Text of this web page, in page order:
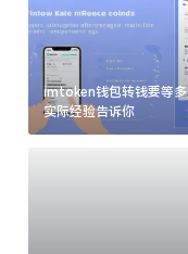
imtoken钱包转钱要等多
实际经验告诉你